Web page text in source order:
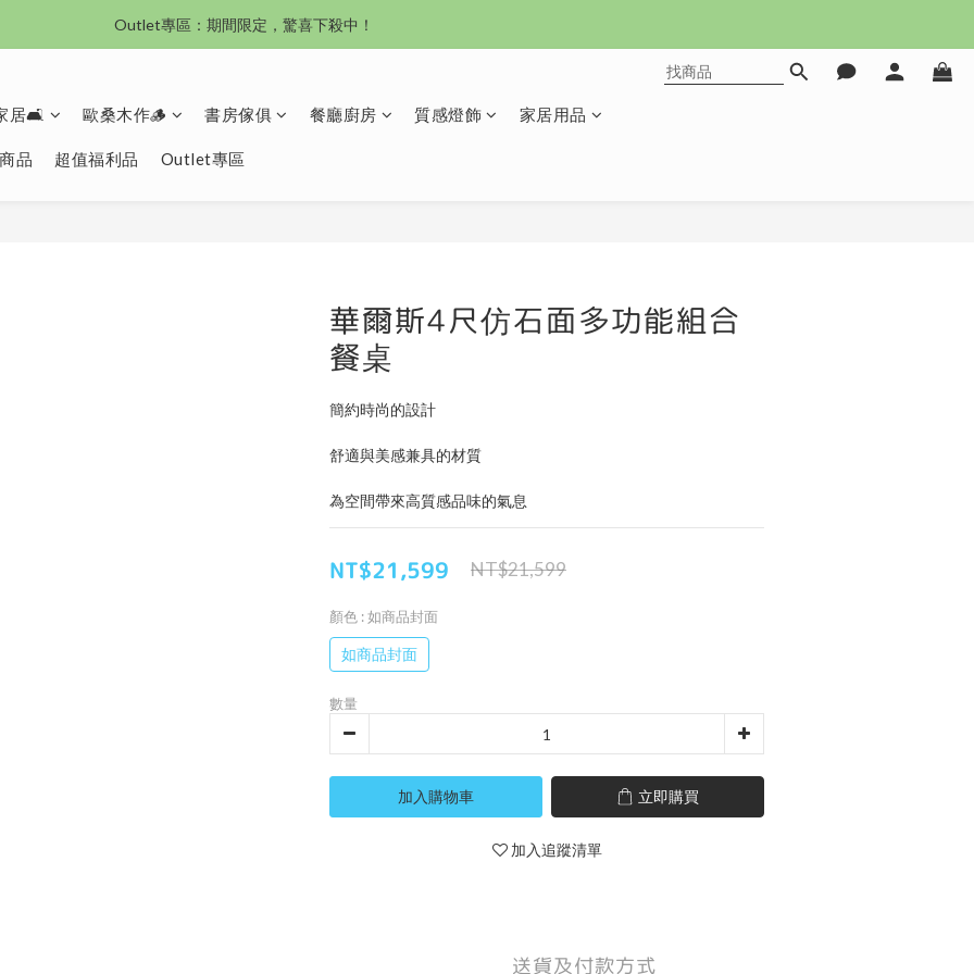
沙發新登場｜想躺就躺，頭等艙到商務艙一次擁有
沙發新登場｜想躺就躺，頭等艙到商務艙一次擁有
Outlet專區：期間限定，驚喜下殺中！
沙發新登場｜想躺就躺，頭等艙到商務艙一次擁有
居🛋️ 歐桑木作🪵 書房傢俱 餐廳廚房 質感燈飾 家居用品
品 超值福利品 Outlet專區
華爾斯4尺仿石面多功能組合
餐桌
簡約時尚的設計
舒適與美感兼具的材質
為空間帶來高質感品味的氣息
NT$21,599 NT$21,599
顏色 : 如商品封面
如商品封面
數量
加入購物車 立即購買
加入追蹤清單
送貨及付款方式